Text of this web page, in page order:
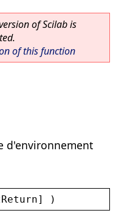
of Scilab is
of this function
d'environnement
] )